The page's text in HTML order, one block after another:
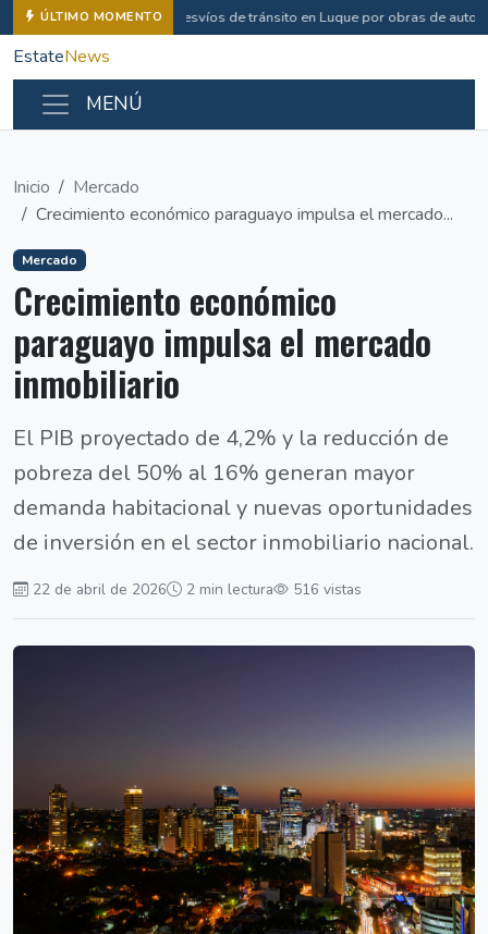
ÚLTIMO MOMENTO Desvíos de tránsito en Luque por obras de
EstateNews
MENÚ
Inicio
Mercado
Crecimiento económico paraguayo impulsa el mercado...
Mercado
Crecimiento económico
paraguayo impulsa el mercado
inmobiliario
El PIB proyectado de 4,2% y la reducción de
pobreza del 50% al 16% generan mayor
demanda habitacional y nuevas oportunidades
de inversión en el sector inmobiliario nacional.
22 de abril de 2026 2 min lectura 516 vistas